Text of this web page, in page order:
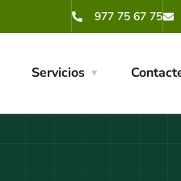
977 75 67 75
Servicios